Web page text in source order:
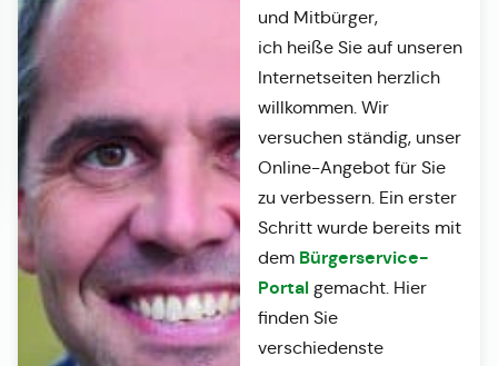
und Mitbürger,
ich heiße Sie auf unseren
Internetseiten herzlich
willkommen. Wir
versuchen ständig, unser
Online-Angebot für Sie
zu verbessern. Ein erster
Schritt wurde bereits mit
dem Bürgerservice-
Portalgemacht. Hier
finden Sie
verschiedenste